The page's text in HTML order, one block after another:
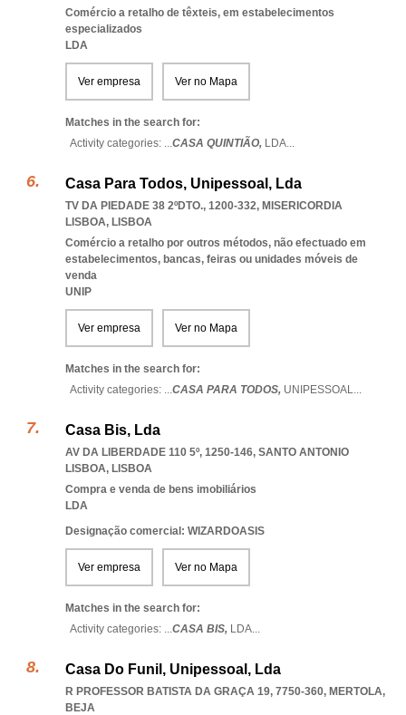
Comércio a retalho de têxteis, em estabelecimentos
especializados
LDA
Ver empresa Ver no Mapa
Matches in the search for:
Activity categories: ...CASA QUINTIÃO, LDA...
Casa Para Todos, Unipessoal, Lda
TV DA PIEDADE 38 2ºDTO., 1200-332, MISERICORDIA
LISBOA, LISBOA
Comércio a retalho por outros métodos, não efectuado em
estabelecimentos, bancas, feiras ou unidades móveis de
venda
UNIP
Ver empresa Ver no Mapa
Matches in the search for:
Activity categories: ...CASA PARA TODOS, UNIPESSOAL...
Casa Bis, Lda
AV DA LIBERDADE 110 5º, 1250-146, SANTO ANTONIO
LISBOA, LISBOA
Compra e venda de bens imobiliários
LDA
Designação comercial: WIZARDOASIS
Ver empresa Ver no Mapa
Matches in the search for:
Activity categories: ...CASA BIS, LDA...
Casa Do Funil, Unipessoal, Lda
R PROFESSOR BATISTA DA GRAÇA 19, 7750-360, MERTOLA,
BEJA